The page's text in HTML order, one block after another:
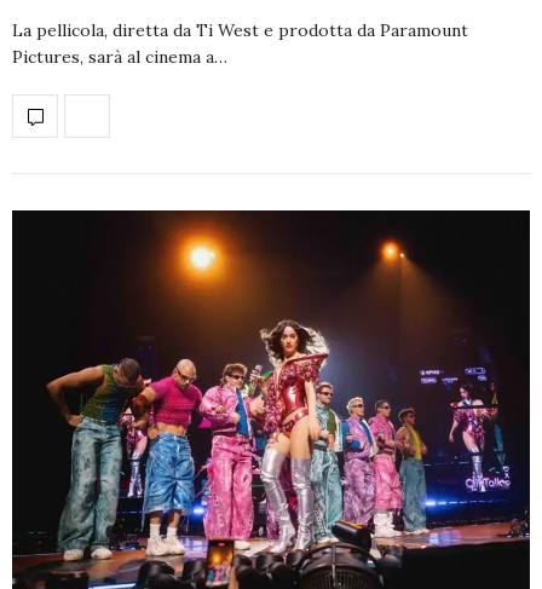
La pellicola, diretta da Ti West e prodotta da Paramount
Pictures, sarà al cinema a…